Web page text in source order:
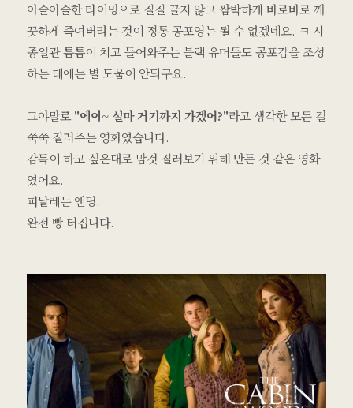
아슬아슬한 타이밍으로 질질 끌지 않고 쌈박하게 바로바로 깨
끗하게 죽여버리는 것이 정통 공포영는 될 수 없겠네요. ㅋ 시
종일관 틈틈이 치고 들어와주는 블랙 유머들도 공포감을 조성
하는 데에는 별 도움이 안되구요.
그야말로"에이~ 설마 거기까지 가겠어?"라고 생각한 모든 걸
쭉쭉 질러주는 영화였습니다.
감독이 하고 싶은대로 맘것 질러보기 위해 만든 것 같은 영화
였어요.
피날레는 엔딩.
완전 빵 터집니다.